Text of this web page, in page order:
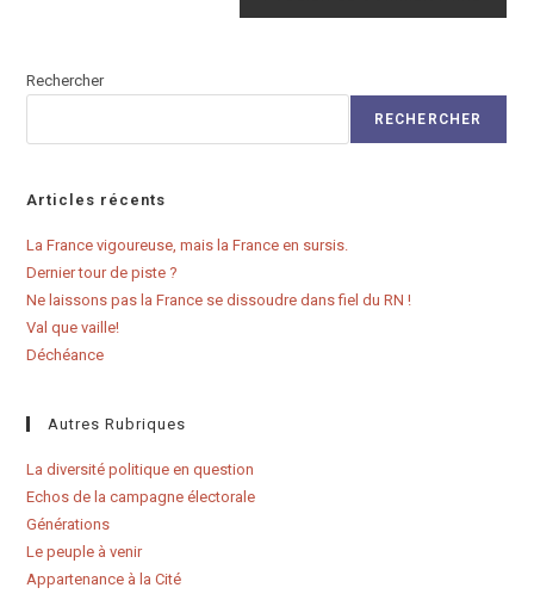
Rechercher
RECHERCHER
Articles récents
La France vigoureuse, mais la France en sursis.
Dernier tour de piste ?
Ne laissons pas la France se dissoudre dans fiel du RN !
Val que vaille!
Déchéance
Autres Rubriques
La diversité politique en question
Echos de la campagne électorale
Générations
Le peuple à venir
Appartenance à la Cité